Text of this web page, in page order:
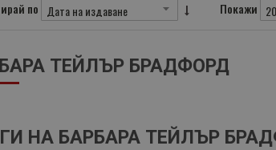
по Покажи
ТЕЙЛЪР БРАДФОРД
НА БАРБАРА ТЕЙЛЪР